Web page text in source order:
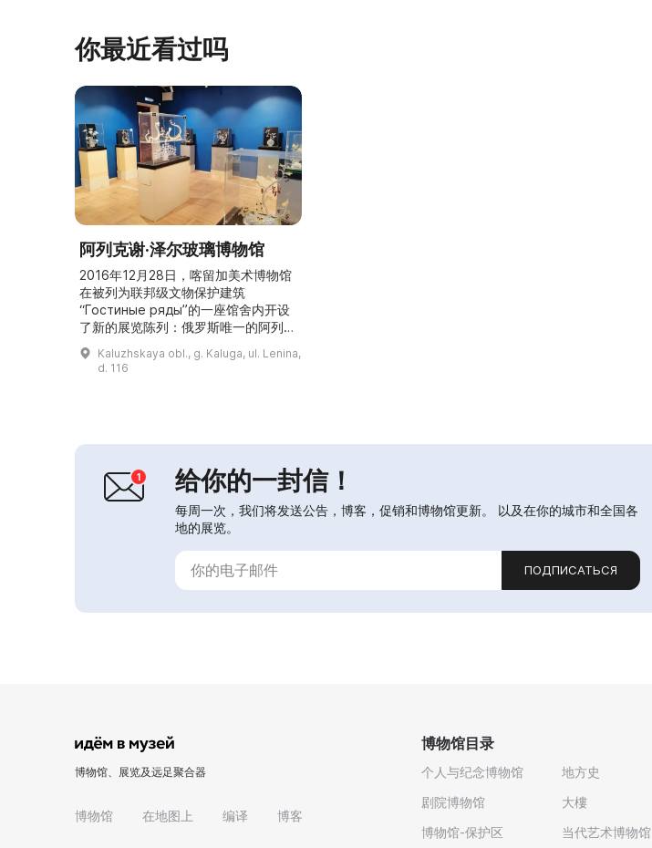
你最近看过吗
阿列克谢·泽尔玻璃博物馆
2016年12月28日，喀留加美术博物馆
在被列为联邦级文物保护建筑
“Гостиные ряды”的一座馆舍内开设
了新的展览陈列：俄罗斯唯一的阿列克
谢·泽尔玻璃博物馆。 莫斯科艺术家阿
列克谢·泽尔以使用对俄国（乃至世
尔的创作得到了最高级别专家的认可，
Kaluzhskaya obl., g. Kaluga, ul. Lenina,
d. 116
给你的一封信！
每周一次，我们将发送公告，博客，促销和博物馆更新。 以及在你的城市和全国各
地的展览。
ПОДПИСАТЬСЯ
博物馆、展览及远足聚合器
博物馆 在地图上 编译 博客
博物馆目录
个人与纪念博物馆
剧院博物馆
博物馆-保护区
地方史
大樓
当代艺术博物馆